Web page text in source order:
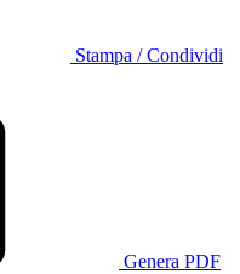
Stampa / Condividi
Genera PDF